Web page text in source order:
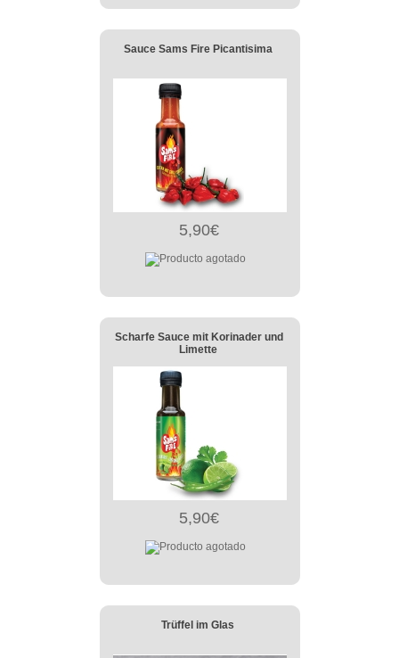
Sauce Sams Fire Picantisima
5,90€
Scharfe Sauce mit Korinader und
Limette
5,90€
Trüffel im Glas